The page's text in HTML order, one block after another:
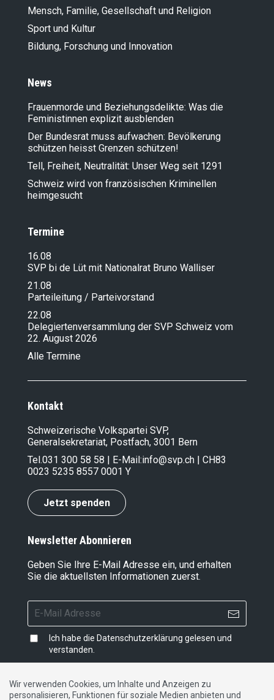
Mensch, Familie, Gesellschaft und Religion
Sport und Kultur
Bildung, Forschung und Innovation
News
Frauenmorde und Beziehungsdelikte: Was die
Feministinnen explizit ausblenden
Der Bundesrat muss aufwachen: Bevölkerung
schützen heisst Grenzen schützen!
Tell, Freiheit, Neutralität: Unser Weg seit 1291
Schweiz wird von französischen Kriminellen
heimgesucht
Termine
16.08
SVP bi de Lüt mit Nationalrat Bruno Walliser
21.08
Parteileitung / Parteivorstand
22.08
Delegiertenversammlung der SVP Schweiz vom
22. August 2026
Alle Termine
Kontakt
Schweizerische Volkspartei SVP,
Generalsekretariat, Postfach, 3001 Bern
Tel.031 300 58 58 | E-Mail:info@svp.ch | CH83
0023 5235 8557 0001 Y
Jetzt spenden
Newsletter Abonnieren
Geben Sie Ihre E-Mail Adresse ein, und erhalten
Sie die aktuellsten Informationen zuerst.
Ich habe die Datenschutzerklärung gelesen und
verstanden.
Wir verwenden Cookies, um Inhalte und Anzeigen zu
personalisieren, Funktionen für soziale Medien anbieten und